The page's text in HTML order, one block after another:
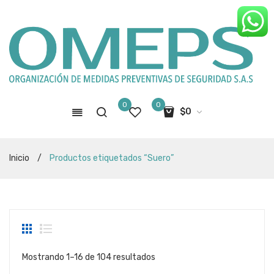
0 0
$0
compras
Inicio / Productos etiquetados “Suero”
Mostrando 1–16 de 104 resultados